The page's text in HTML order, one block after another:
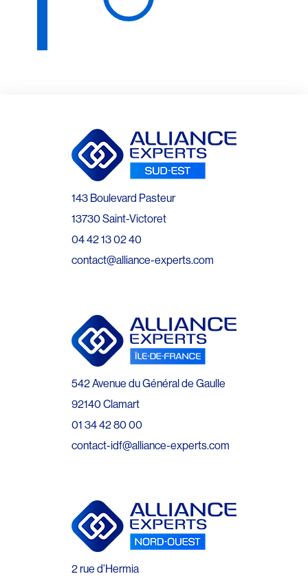
143 Boulevard Pasteur
13730 Saint-Victoret
04 42 13 02 40
contact@alliance-experts.com
542 Avenue du Général de Gaulle
92140 Clamart
01 34 42 80 00
contact-idf@alliance-experts.com
2 rue d’Hermia